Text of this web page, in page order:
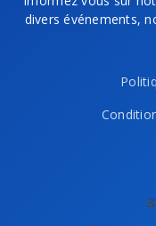
divers événements,